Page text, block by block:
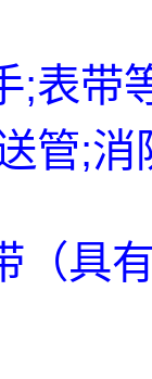
;表带
管;消
（具